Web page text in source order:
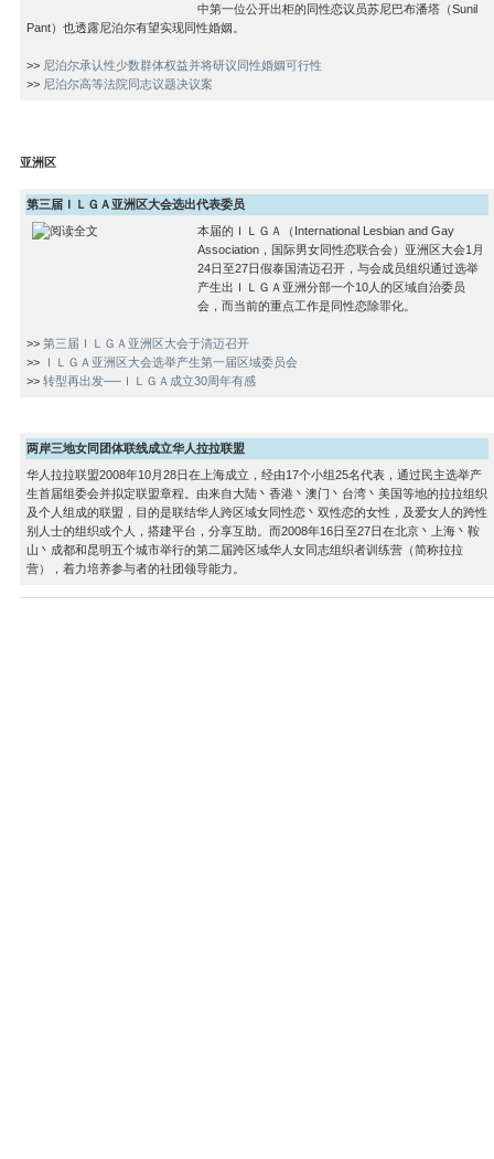
中第一位公开出柜的同性恋议员苏尼巴布潘塔（Sunil
Pant）也透露尼泊尔有望实现同性婚姻。
>> 尼泊尔承认性少数群体权益并将研议同性婚姻可行性
>> 尼泊尔高等法院同志议题决议案
亚洲区
第三届ＩＬＧＡ亚洲区大会选出代表委员
本届的ＩＬＧＡ（International Lesbian and Gay
Association，国际男女同性恋联合会）亚洲区大会1月
24日至27日假泰国清迈召开，与会成员组织通过选举
产生出ＩＬＧＡ亚洲分部一个10人的区域自治委员
会，而当前的重点工作是同性恋除罪化。
>> 第三届ＩＬＧＡ亚洲区大会于清迈召开
>>
ＩＬＧＡ亚洲区大会选举产生第一届区域委员会
>> 转型再出发──ＩＬＧＡ成立30周年有感
两岸三地女同团体联线成立华人拉拉联盟
华人拉拉联盟2008年10月28日在上海成立，经由17个小组25名代表，通过民主选举产
生首届组委会并拟定联盟章程。由来自大陆丶香港丶澳门丶台湾丶美国等地的拉拉组织
及个人组成的联盟，目的是联结华人跨区域女同性恋丶双性恋的女性，及爱女人的跨性
别人士的组织或个人，搭建平台，分享互助。而2008年16日至27日在北京丶上海丶鞍
山丶成都和昆明五个城市举行的第二届跨区域华人女同志组织者训练营（简称拉拉
营），着力培养参与者的社团领导能力。